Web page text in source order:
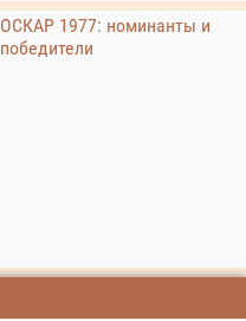
ОСКАР 1977: номинанты и
победители